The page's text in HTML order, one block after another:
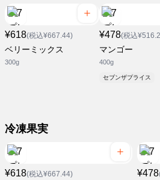
¥618(税込¥667.44)
ベリーミックス
300g
¥478(税込
マンゴー
400g
セブンザプライス
冷凍果実
¥618(税込¥667.44) ¥478